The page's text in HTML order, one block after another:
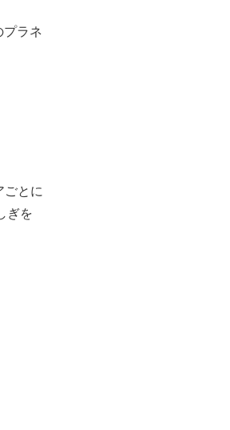
ラネ
ごとに
ぎを